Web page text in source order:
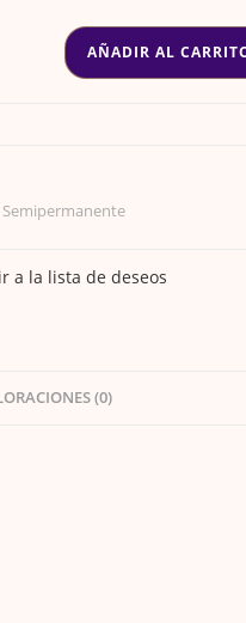
AÑADIR AL
Semipermanente
a la lista de deseos
(0)